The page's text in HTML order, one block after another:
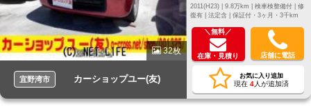
32枚
宜野湾市 カーショップユー(友)
修
復有 | 法定含 | 保証付・3ヶ月・3千km
＼無料／
在庫・見積り 店舗に電話
お気に入り追加
現在 4人が追加済